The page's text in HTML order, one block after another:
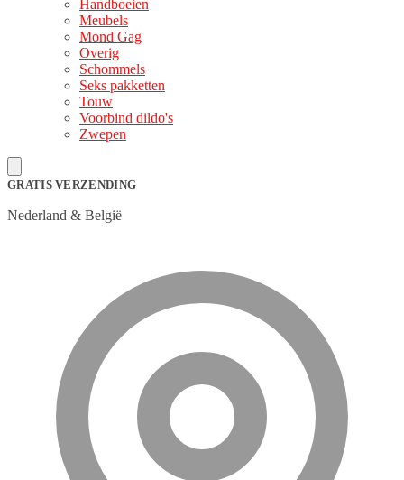
Handboeien
Meubels
Mond Gag
Overig
Schommels
Seks pakketten
Touw
Voorbind dildo's
Zwepen
GRATIS VERZENDING
Nederland & België